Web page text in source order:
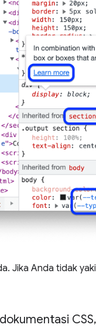
Jika Anda tidak
CSS,